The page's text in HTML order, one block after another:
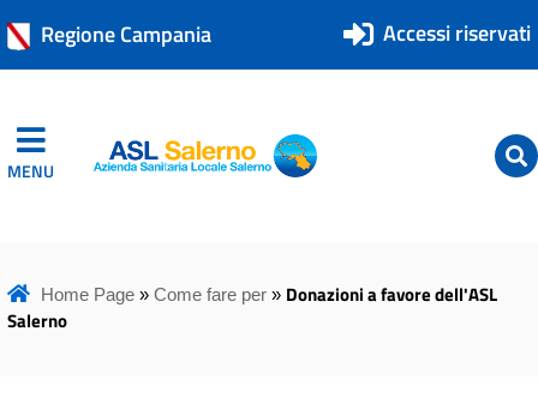
Regione Campania Accessi riservati
MENU ASL Salerno
ASL Salerno
Home Page» Come fare per» Donazioni a favore dell'ASL
Salerno